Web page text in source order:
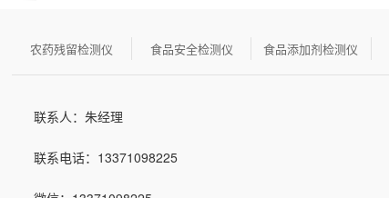
农药残留检测仪 食品安全检测仪 食品添加剂检测仪
联系人：朱经理
联系电话：13371098225